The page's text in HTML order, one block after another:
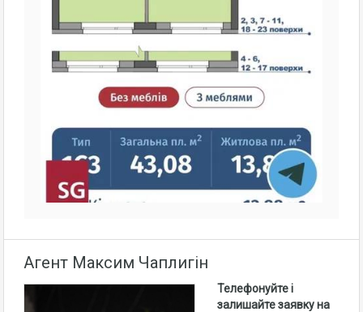
Агент Максим Чаплигін
Телефонуйте і
залишайте заявку на